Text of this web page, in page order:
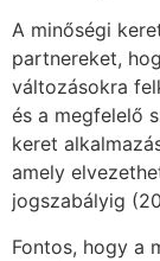
A minőségi
partnereket,
változásokra
és a megfelelő
keret
amely
jogszabályig
Fontos, hogy a